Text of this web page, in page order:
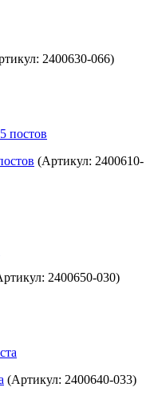
2400630-066)
(Артикул: 2400610-
2400650-030)
(Артикул: 2400640-033)